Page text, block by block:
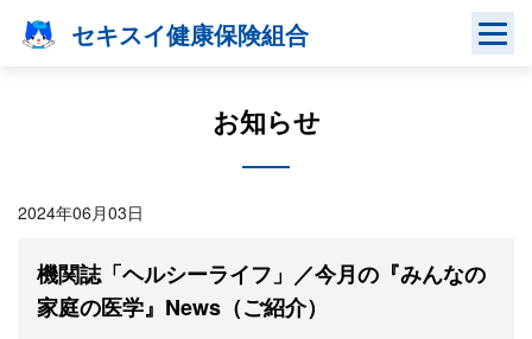
セキスイ健康保険組合
お知らせ
2024年06月03日
機関誌「ヘルシーライフ」／今月の『みんなの
家庭の医学』News（ご紹介）